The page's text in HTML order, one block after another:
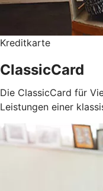
Kreditkarte
ClassicCard
Die ClassicCard für
Leistungen einer